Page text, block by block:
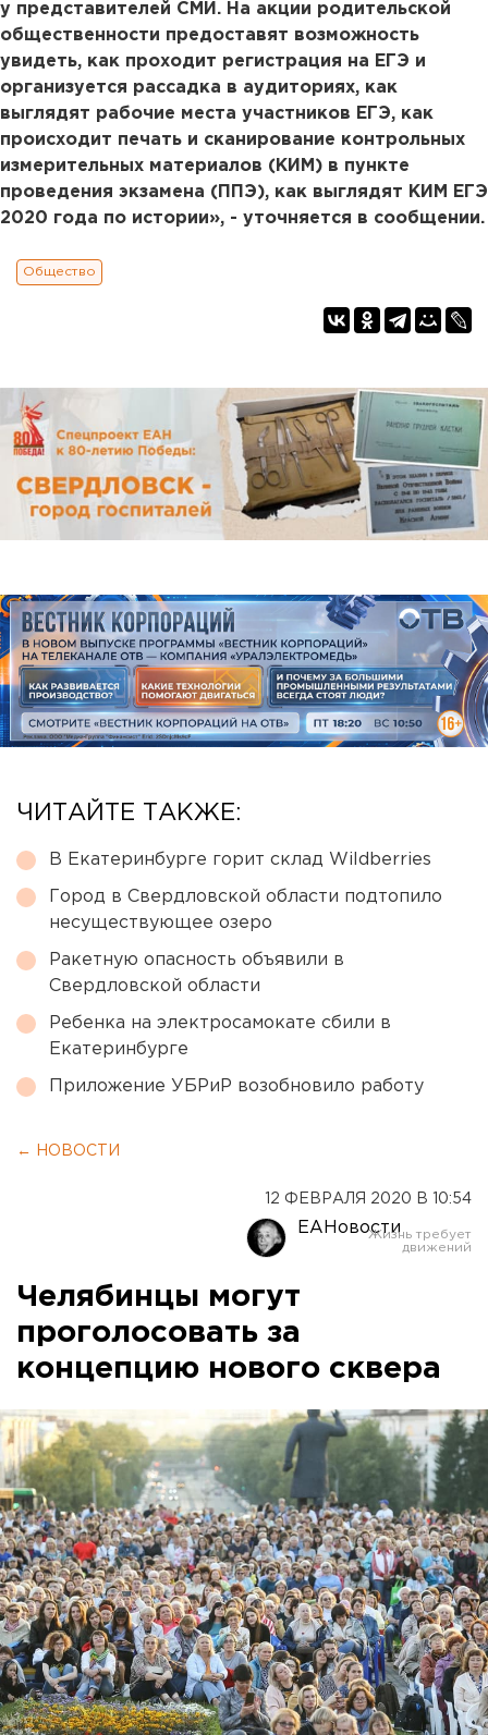
у представителей СМИ. На акции родительской
общественности предоставят возможность
увидеть, как проходит регистрация на ЕГЭ и
организуется рассадка в аудиториях, как
выглядят рабочие места участников ЕГЭ, как
происходит печать и сканирование контрольных
измерительных материалов (КИМ) в пункте
проведения экзамена (ППЭ), как выглядят КИМ ЕГЭ
2020 года по истории», - уточняется в сообщении.
Общество
ЧИТАЙТЕ ТАКЖЕ:
В Екатеринбурге горит склад Wildberries
Город в Свердловской области подтопило
несуществующее озеро
Ракетную опасность объявили в
Свердловской области
Ребенка на электросамокате сбили в
Екатеринбурге
Приложение УБРиР возобновило работу
← НОВОСТИ
12 ФЕВРАЛЯ 2020 В 10:54
ЕАНовости
Челябинцы могут
проголосовать за
концепцию нового сквера